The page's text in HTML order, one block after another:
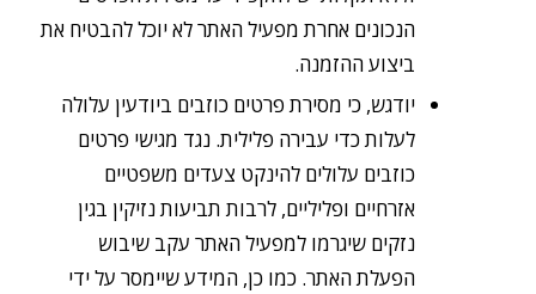
הנכונים אחרת מפעיל האתר לא יוכל להבטיח את
ביצוע ההזמנה.
יודגש, כי מסירת פרטים כוזבים ביודעין עלולה
לעלות כדי עבירה פלילית. נגד מגישי פרטים
כוזבים עלולים להינקט צעדים משפטיים
אזרחיים ופליליים, לרבות תביעות נזיקין בגין
נזקים שיגרמו למפעיל האתר עקב שיבוש
הפעלת האתר. כמו כן, המידע שיימסר על ידי